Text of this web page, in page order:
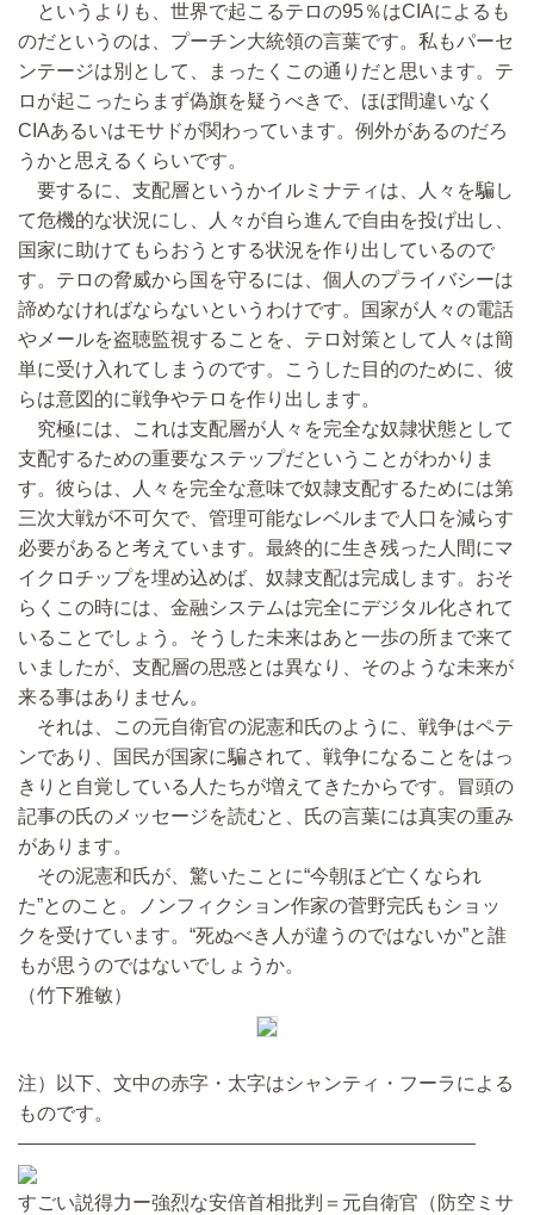
というよりも、世界で起こるテロの95％はCIAによるも
のだというのは、プーチン大統領の言葉です。私もパーセ
ンテージは別として、まったくこの通りだと思います。テ
ロが起こったらまず偽旗を疑うべきで、ほぼ間違いなく
CIAあるいはモサドが関わっています。例外があるのだろ
うかと思えるくらいです。
要するに、支配層というかイルミナティは、人々を騙し
て危機的な状況にし、人々が自ら進んで自由を投げ出し、
国家に助けてもらおうとする状況を作り出しているので
す。テロの脅威から国を守るには、個人のプライバシーは
諦めなければならないというわけです。国家が人々の電話
やメールを盗聴監視することを、テロ対策として人々は簡
単に受け入れてしまうのです。こうした目的のために、彼
らは意図的に戦争やテロを作り出します。
究極には、これは支配層が人々を完全な奴隷状態として
支配するための重要なステップだということがわかりま
す。彼らは、人々を完全な意味で奴隷支配するためには第
三次大戦が不可欠で、管理可能なレベルまで人口を減らす
必要があると考えています。最終的に生き残った人間にマ
イクロチップを埋め込めば、奴隷支配は完成します。おそ
らくこの時には、金融システムは完全にデジタル化されて
いることでしょう。そうした未来はあと一歩の所まで来て
いましたが、支配層の思惑とは異なり、そのような未来が
来る事はありません。
それは、この元自衛官の泥憲和氏のように、戦争はペテ
ンであり、国民が国家に騙されて、戦争になることをはっ
きりと自覚している人たちが増えてきたからです。冒頭の
記事の氏のメッセージを読むと、氏の言葉には真実の重み
があります。
その泥憲和氏が、驚いたことに“今朝ほど亡くなられ
た”とのこと。ノンフィクション作家の菅野完氏もショッ
クを受けています。“死ぬべき人が違うのではないか”と誰
もが思うのではないでしょうか。
（竹下雅敏）
注）以下、文中の赤字・太字はシャンティ・フーラによる
ものです。
————————————————————————
すごい説得力ー強烈な安倍首相批判＝元自衛官（防空ミサ